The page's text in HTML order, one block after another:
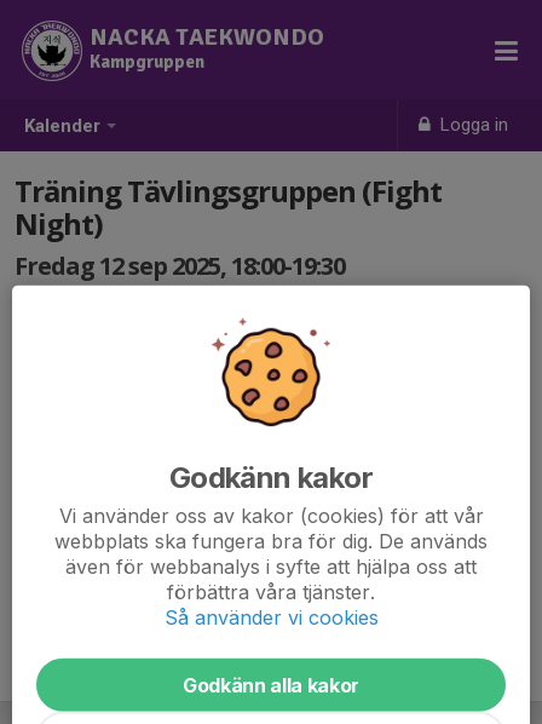
Kalender Logga in
NACKA TAEKWONDO
Kampgruppen
Träning Tävlingsgruppen (Fight
Night)
Fredag 12 sep 2025, 18:00-19:30
Åsögatan 153 (Södermalm)
Träning tillsammans med andra klubbar inne på
Godkänn kakor
Vi använder oss av kakor (cookies) för att vår
webbplats ska fungera bra för dig. De används
även för webbanalys i syfte att hjälpa oss att
förbättra våra tjänster.
Så använder vi cookies
Godkänn alla kakor